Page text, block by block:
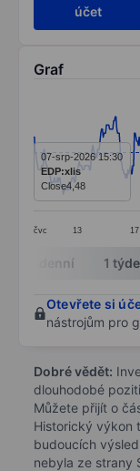
účet
Graf
Line chart with
The chart has
The chart has
čvc 13 17
07-srp-2026 15:30
EDP:xlis
Close4,48
End of
Intradenní 1
Otevřete si
nástrojům pro
Dobré vědět:
dlouhodobé
Můžete přijít o
Historický výkon
budoucích
nebyla ze strany